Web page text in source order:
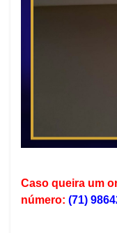
Caso queira um
número: (71)